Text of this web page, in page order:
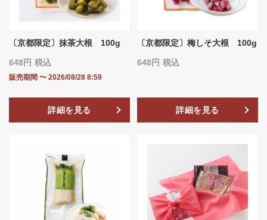
〔京都限定〕抹茶大根 100g
648 税込
販売期間 〜 2026/08/28 8:59
詳細を見る
〔京都限定〕梅しそ大根 100g
648 税込
詳細を見る